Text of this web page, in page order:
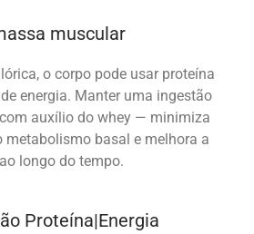
muscular
o corpo pode usar proteína
energia. Manter uma ingestão
auxílio do whey — minimiza
metabolismo basal e melhora a
longo do tempo.
Proteína|Energia